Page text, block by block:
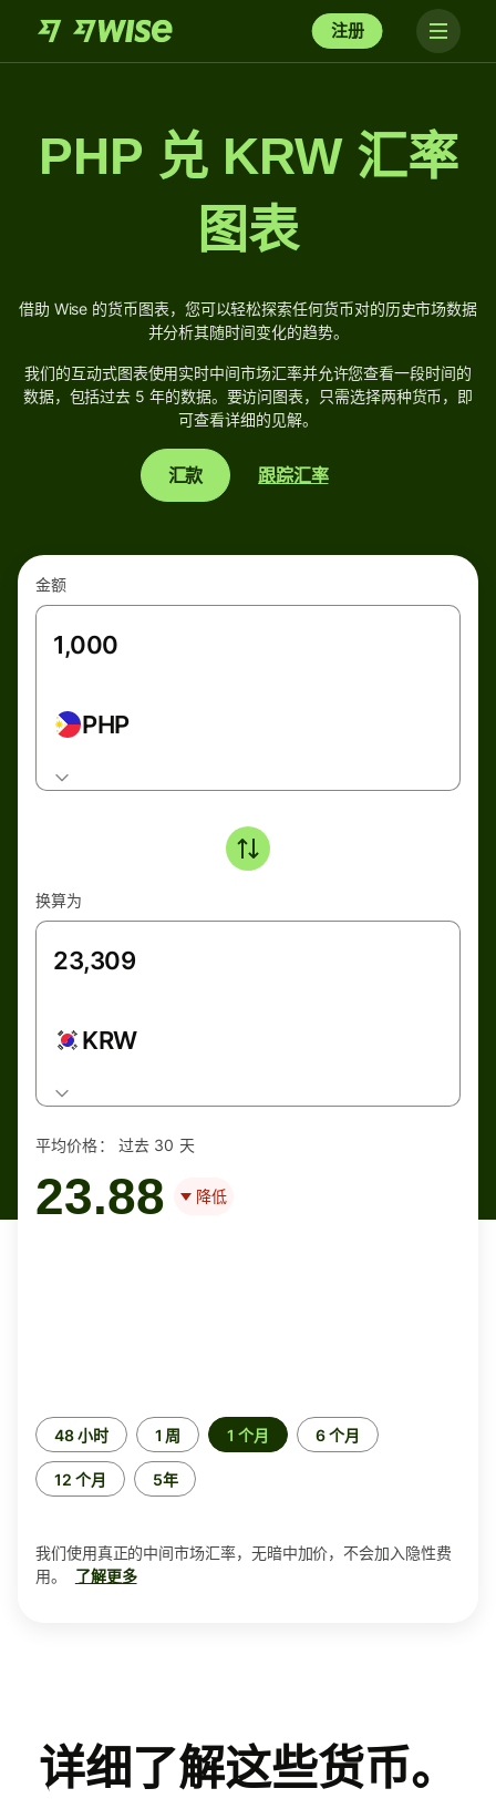
注册
PHP 兑 KRW 汇率
图表
借助 Wise 的货币图表，您可以轻松探索任何货币对的历史市场数据
并分析其随时间变化的趋势。
我们的互动式图表使用实时中间市场汇率并允许您查看一段时间的
数据，包括过去 5 年的数据。要访问图表，只需选择两种货币，即
可查看详细的见解。
汇款 跟踪汇率
金额
PHP
换算为
KRW
平均价格： 过去 30 天
23.88 降低
时
间
段
48 小时 1 周 1 个月 6 个月
12 个月 5年
我们使用真正的中间市场汇率，无暗中加价，不会加入隐性费
用。
了解更多
详细了解这些货币。